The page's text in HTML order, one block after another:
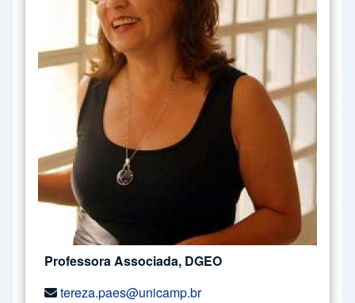
Professora Associada, DGEO
tereza.paes@unicamp.br